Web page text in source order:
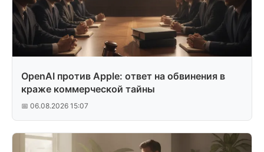
OpenAI против Apple: ответ на обвинения в
краже коммерческой тайны
📅 06.08.2026 15:07